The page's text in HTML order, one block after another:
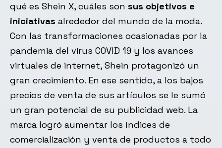
qué es Shein X, cuáles son sus objetivos e
iniciativas alrededor del mundo de la moda.
Con las transformaciones ocasionadas por la
pandemia del virus COVID 19 y los avances
virtuales de internet, Shein protagonizó un
gran crecimiento. En ese sentido, a los bajos
precios de venta de sus artículos se le sumó
un gran potencial de su publicidad web. La
marca logró aumentar los índices de
comercialización y venta de productos a todo